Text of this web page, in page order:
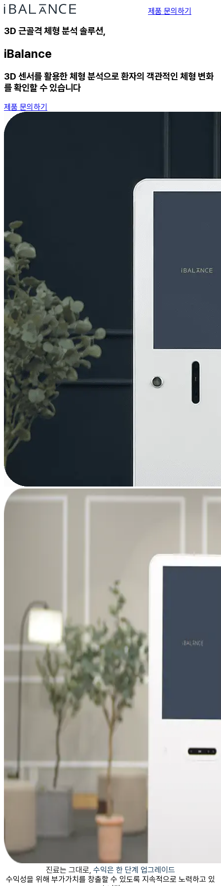
제품 문의하기
3D 근골격 체형 분석 솔루션,
iBalance
3D 센서를 활용한 체형 분석으로 환자의 객관적인 체형 변화
를 확인할 수 있습니다
제품 문의하기
진료는 그대로, 수익은 한 단계 업그레이드
수익성을 위해 부가가치를 창출할 수 있도록 지속적으로 노력하고 있